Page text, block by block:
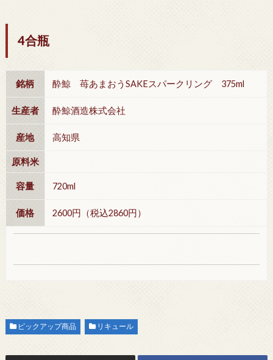
4合瓶
銘柄 酔鯨 苺あまおうSAKEスパークリング 375ml
生産者 酔鯨酒造株式会社
産地 高知県
原料米
容量 720ml
価格 2600円（税込2860円）
ピックアップ商品 リキュール